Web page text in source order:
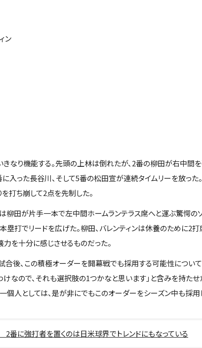
ン
なり機能する。先頭の上林は倒れたが、2番の柳田が右中間
に入った長谷川、そして5番の松田宣が連続タイムリーを放っ
打ち崩して2点を先制した。
柳田が片手一本で左中間ホームランテラス席へと運ぶ驚愕の
塁打でリードを広げた。柳田、バレンティンは休養のために2
を十分に感じさせるものだった。
後、この積極オーダーを開幕戦でも採用する可能性について
なので、それも選択肢の1つかなと思います」と含みを持たせ
個人としては、是が非にでもこのオーダーをシーズン中も採用
2番に強打者を置くのは日米球界でトレンドにもなっている